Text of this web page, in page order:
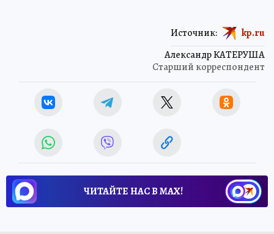
Александр КАТЕРУША
Старший корреспондент
Источник: kp.ru
ЧИТАЙТЕ НАС В МАХ!